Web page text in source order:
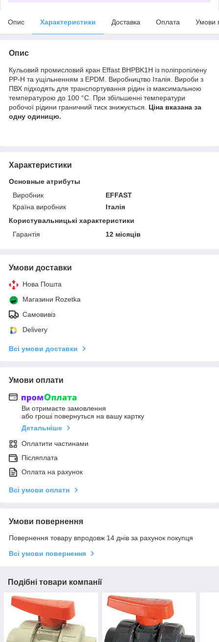
Опис Характеристики Доставка Оплата Умови
Опис
Кульовий промисловий кран Effast BHPBK1H із поліпропілену
PP-H та ущільненням з EPDM. Виробництво Італія. Вироби з
ПВХ підходять для транспортування рідин із максимальною
температурою до 100 °C. При збільшенні температури
робочої рідини граничний тиск знижується. Ціна вказана за
одну одиницю.
Характеристики
Основные атрибуты
Виробник
EFFAST
Країна виробник
Італія
Користувальницькі характеристики
Гарантія
12 місяців
Умови доставки
Нова Пошта
Магазини Rozetka
Самовивіз
Delivery
Всі умови доставки
Умови оплати
Ви отримаєте замовлення
або гроші повернуться на вашу картку
Детальніше
Оплатити частинами
Післяплата
Оплата на рахунок
Всі умови оплати
Умови повернення
Повернення товару впродовж 14 днів за рахунок покупця
Всі умови повернення
Подібні товари компанії